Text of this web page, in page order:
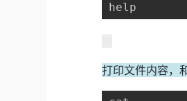
help
打印文件内容，